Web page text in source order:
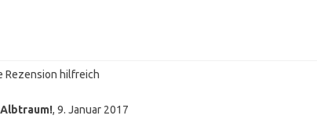
Rezension hilfreich
, 9. Januar 2017